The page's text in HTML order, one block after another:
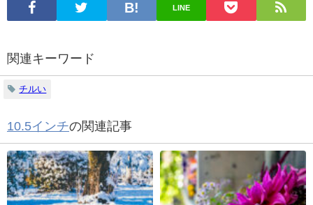
LINE
関連キーワード
チルい
10.5インチの関連記事